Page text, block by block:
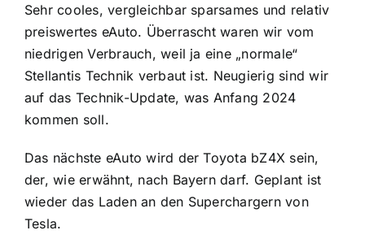
Sehr cooles, vergleichbar sparsames und relativ
preiswertes eAuto. Überrascht waren wir vom
niedrigen Verbrauch, weil ja eine „normale“
Stellantis Technik verbaut ist. Neugierig sind wir
auf das Technik-Update, was Anfang 2024
kommen soll.
Das nächste eAuto wird der Toyota bZ4X sein,
der, wie erwähnt, nach Bayern darf. Geplant ist
wieder das Laden an den Superchargern von
Tesla.